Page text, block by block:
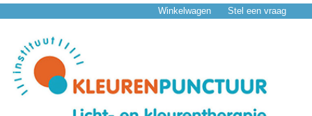
Winkelwagen Stel een vraag